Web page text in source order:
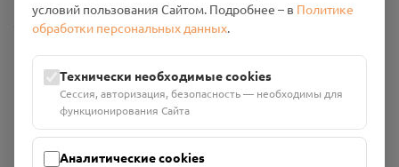
Общество с ограниченной ответственностью «Смоленский
ИНН: 6700029207 ОГРН: 1256700001986
Юридический адрес: 216790, Смоленская область, р-н
Руднянский, г. Рудня, улица Западная, д. 26А, пом. 18
Номер счёта: 40702810901130004287 в АО "АЛЬФА-БАНК"
Кор. счёт: 30101810200000000593
условий пользования Сайтом. Подробнее – в Политике
обработки персональных данных.
Технически необходимые cookies
Сессия, авторизация, безопасность — необходимы для
функционирования Сайта
Аналитические cookies